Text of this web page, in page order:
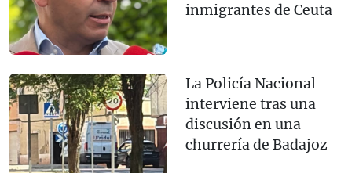
inmigrantes de Ceuta
La Policía Nacional
interviene tras una
discusión en una
churrería de Badajoz